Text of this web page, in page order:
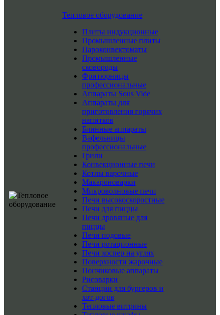
Тепловое оборудование
Плиты индукционные
Промышленные плиты
Пароконвектоматы
Промышленные
сковороды
Фритюрницы
профессиональные
Аппараты Sous Vide
Аппараты для
приготовления горячих
напитков
Блинные аппараты
Вафельницы
профессиональные
Грили
Конвекционные печи
Котлы варочные
Макароноварки
Микроволновые печи
Печи высокоскоростные
Печи для пиццы
Печи дровяные для
пиццы
Печи подовые
Печи ротационные
Печи хоспер на углях
Поверхности жарочные
Пончиковые аппараты
Рисоварки
Станции для бургеров и
хот-догов
Тепловые витрины